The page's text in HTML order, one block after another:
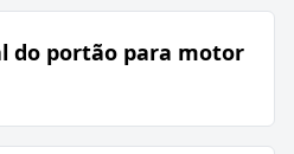
do portão para motor